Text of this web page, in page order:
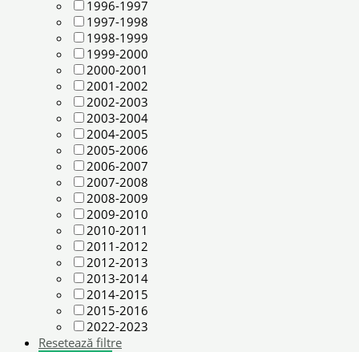
1996-1997
1997-1998
1998-1999
1999-2000
2000-2001
2001-2002
2002-2003
2003-2004
2004-2005
2005-2006
2006-2007
2007-2008
2008-2009
2009-2010
2010-2011
2011-2012
2012-2013
2013-2014
2014-2015
2015-2016
2022-2023
Resetează filtre